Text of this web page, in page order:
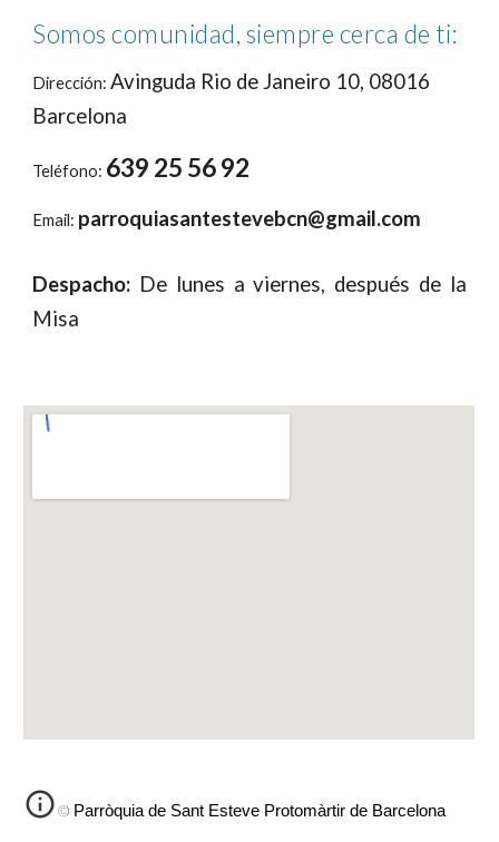
Somos comunidad, siempre cerca de ti:
Dirección:Avinguda Rio de Janeiro 10, 08016
Barcelona
Teléfono: 639 25 56 92
Email: parroquiasantestevebcn@gmail.com
Despacho: De lunes a viernes, después de la
Misa
© Parròquia de Sant Esteve Protomàrtir de Barcelona